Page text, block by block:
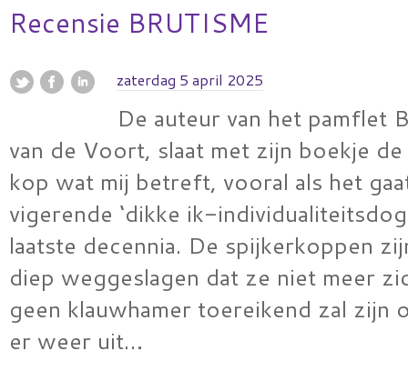
Recensie BRUTISME
zaterdag 5 april 2025
De auteur van het pamflet
van de Voort, slaat met zijn boekje
kop wat mij betreft, vooral als het
vigerende ‘dikke ik-
laatste decennia. De spijkerkoppen
diep weggeslagen dat ze niet meer
geen klauwhamer toereikend zal zijn
er weer uit…